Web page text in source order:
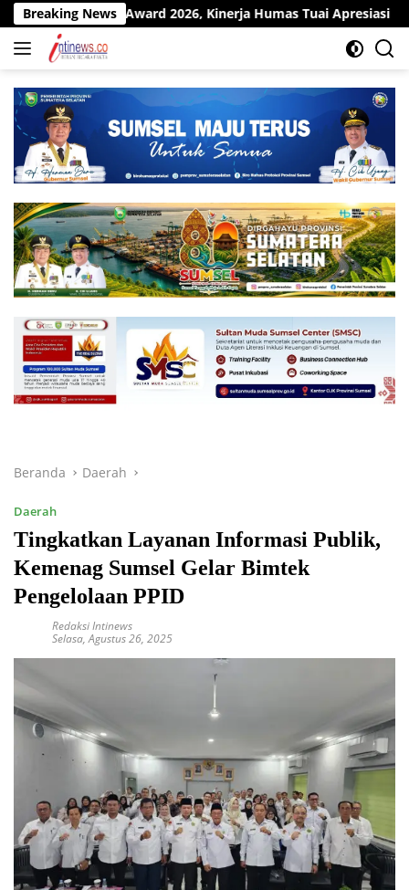
Langsung
ke
konten
Breaking News
Award 2026, Kinerja Humas Tuai Apresiasi Pit Stop
Beranda Daerah
Daerah
Tingkatkan Layanan Informasi Publik,
Kemenag Sumsel Gelar Bimtek
Pengelolaan PPID
Redaksi Intinews
Selasa, Agustus 26, 2025